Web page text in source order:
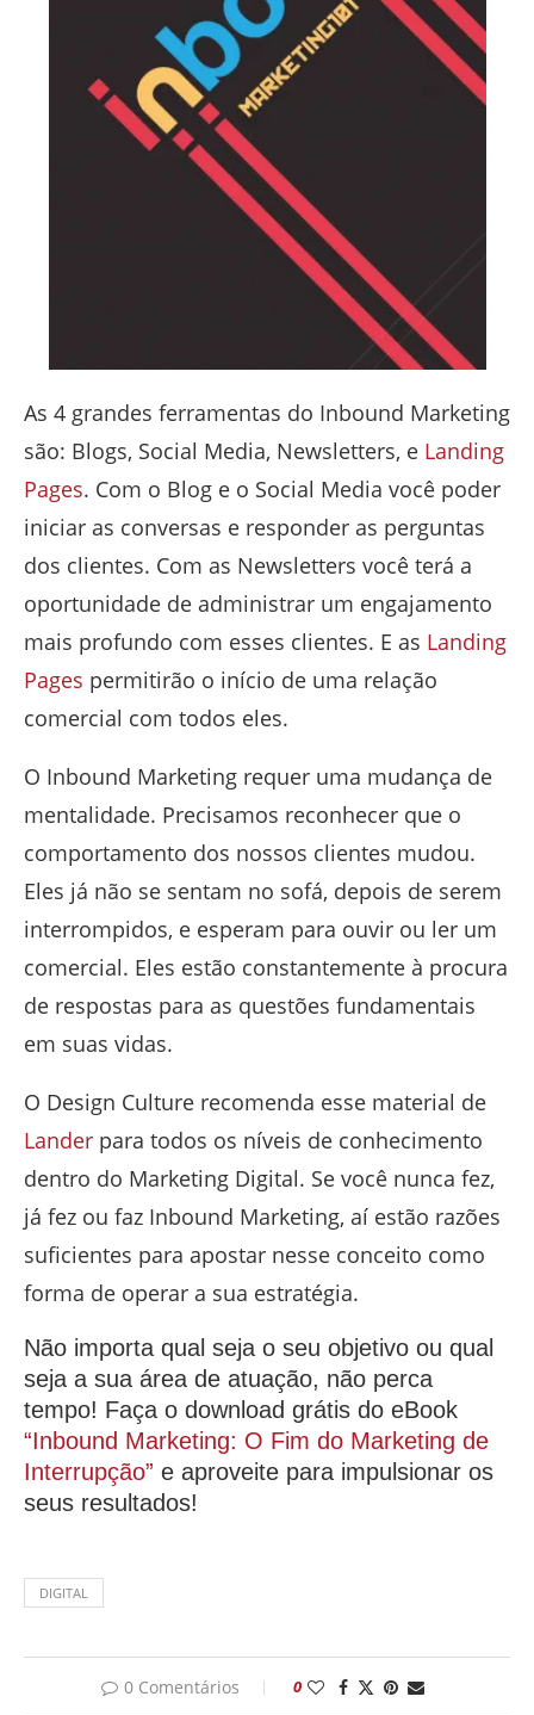
As 4 grandes ferramentas do Inbound Marketing
são: Blogs, Social Media, Newsletters, e Landing
Pages. Com o Blog e o Social Media você poder
iniciar as conversas e responder as perguntas
dos clientes. Com as Newsletters você terá a
oportunidade de administrar um engajamento
mais profundo com esses clientes. E as Landing
Pages permitirão o início de uma relação
comercial com todos eles.
O Inbound Marketing requer uma mudança de
mentalidade. Precisamos reconhecer que o
comportamento dos nossos clientes mudou.
Eles já não se sentam no sofá, depois de serem
interrompidos, e esperam para ouvir ou ler um
comercial. Eles estão constantemente à procura
de respostas para as questões fundamentais
em suas vidas.
O Design Culture recomenda esse material de
Lander para todos os níveis de conhecimento
dentro do Marketing Digital. Se você nunca fez,
já fez ou faz Inbound Marketing, aí estão razões
suficientes para apostar nesse conceito como
forma de operar a sua estratégia.
Não importa qual seja o seu objetivo ou qual
seja a sua área de atuação, não perca
tempo! Faça o download grátis do eBook
“Inbound Marketing: O Fim do Marketing de
Interrupção” e aproveite para impulsionar os
seus resultados!
DIGITAL
0 Comentários 0